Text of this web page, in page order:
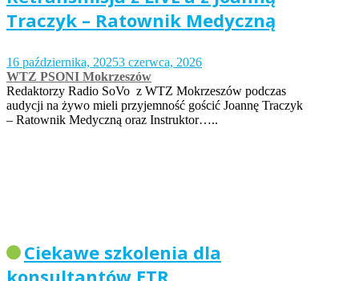
Traczyk – Ratownik Medyczną
16 października, 20253 czerwca, 2026
WTZ PSONI Mokrzeszów
Redaktorzy Radio SoVo z WTZ Mokrzeszów podczas
audycji na żywo mieli przyjemność gościć Joannę Traczyk
– Ratownik Medyczną oraz Instruktor…..
Ciekawe szkolenia dla